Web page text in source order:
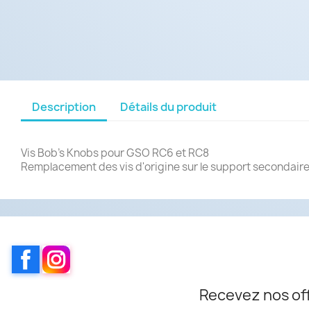
Description Détails du produit
Vis Bob's Knobs pour GSO RC6 et RC8
Remplacement des vis d'origine sur le support
Facebook
Recevez nos